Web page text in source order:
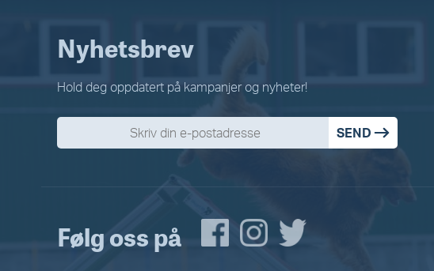
Nyhetsbrev
Hold deg oppdatert på kampanjer og nyheter!
SEND
Følg oss på